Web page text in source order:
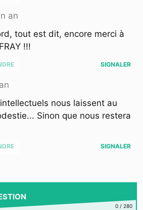
an
tout est dit, encore merci à
!!!
SIGNALER
nous laissent au
Sinon que nous restera
SIGNALER
0/ 280